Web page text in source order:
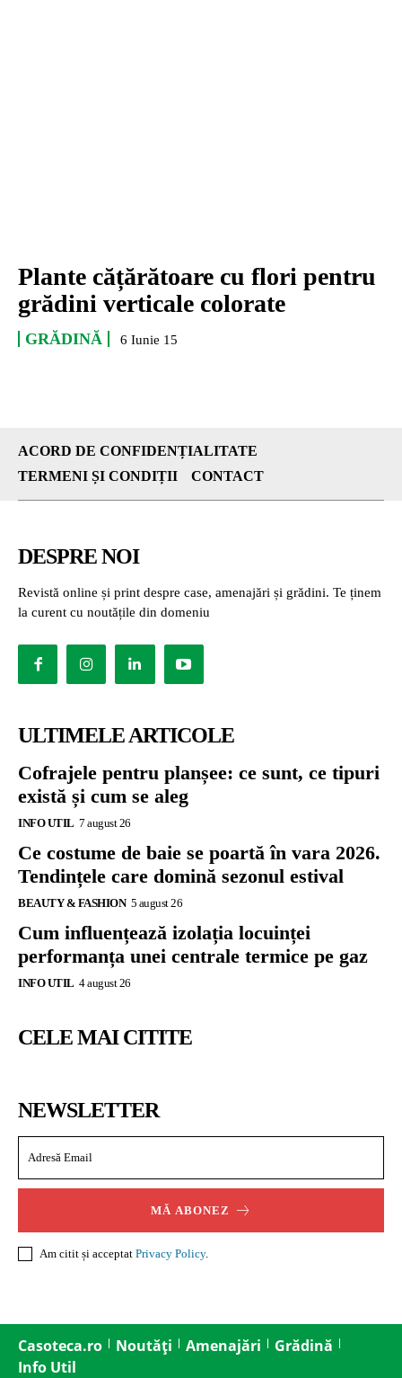
Plante cățărătoare cu flori pentru
grădini verticale colorate
GRĂDINĂ 6 Iunie 15
ACORD DE CONFIDENȚIALITATE
TERMENI ȘI CONDIȚII
CONTACT
DESPRE NOI
Revistă online și print despre case, amenajări și grădini. Te ținem
la curent cu noutățile din domeniu
ULTIMELE ARTICOLE
Cofrajele pentru planșee: ce sunt, ce tipuri
există și cum se aleg
INFO UTIL 7 august 26
Ce costume de baie se poartă în vara 2026.
Tendințele care domină sezonul estival
BEAUTY & FASHION 5 august 26
Cum influențează izolația locuinței
performanța unei centrale termice pe gaz
INFO UTIL 4 august 26
CELE MAI CITITE
NEWSLETTER
MĂ ABONEZ
Am citit și acceptat Privacy Policy.
Casoteca.ro Noutăți Amenajări
Grădină
Info Util